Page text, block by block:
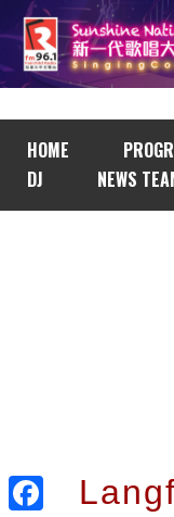
HOME
DJ
NEWS